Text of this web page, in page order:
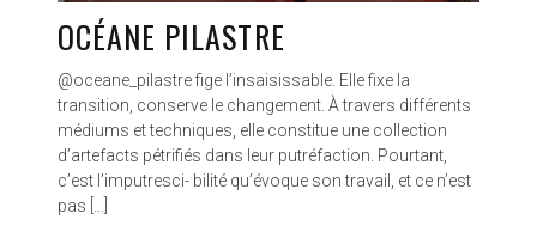
OCÉANE PILASTRE
@oceane_pilastre fige l’insaisissable. Elle fixe la
transition, conserve le changement. À travers différents
médiums et techniques, elle constitue une collection
d’artefacts pétrifiés dans leur putréfaction. Pourtant,
c’est l’imputresci- bilité qu’évoque son travail, et ce n’est
pas […]